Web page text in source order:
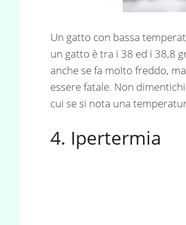
Un gatto con bassa
un gatto è tra i 38 ed i 38,8
anche se fa molto freddo,
essere fatale. Non
cui se si nota una
4. Ipertermia